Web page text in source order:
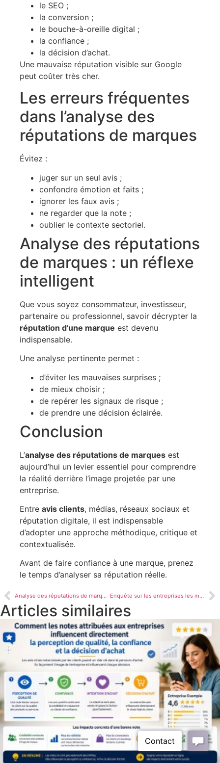
le SEO ;
la conversion ;
le bouche-à-oreille digital ;
la confiance ;
la décision d’achat.
Une mauvaise réputation visible sur Google
peut coûter très cher.
Les erreurs fréquentes
dans l’analyse des
réputations de marques
Évitez :
juger sur un seul avis ;
confondre émotion et faits ;
ignorer les faux avis ;
ne regarder que la note ;
oublier le contexte sectoriel.
Analyse des réputations
de marques : un réflexe
intelligent
Que vous soyez consommateur, investisseur,
partenaire ou professionnel, savoir décrypter la
réputation d’une marque est devenu
indispensable.
Une analyse pertinente permet :
d’éviter les mauvaises surprises ;
de mieux choisir ;
de repérer les signaux de risque ;
de prendre une décision éclairée.
Conclusion
L’analyse des réputations de marques est
aujourd’hui un levier essentiel pour comprendre
la réalité derrière l’image projetée par une
entreprise.
Entre avis clients, médias, réseaux sociaux et
réputation digitale, il est indispensable
d’adopter une approche méthodique, critique et
contextualisée.
Avant de faire confiance à une marque, prenez
le temps d’analyser sa réputation réelle.
Analyse des réputations de marques : pourquoi l’image d’une marque influence la confiance des consommateurs Enquête sur les entreprises les mieux et les moins bien notées : ce que révèlent les avis consommateurs
Articles similaires